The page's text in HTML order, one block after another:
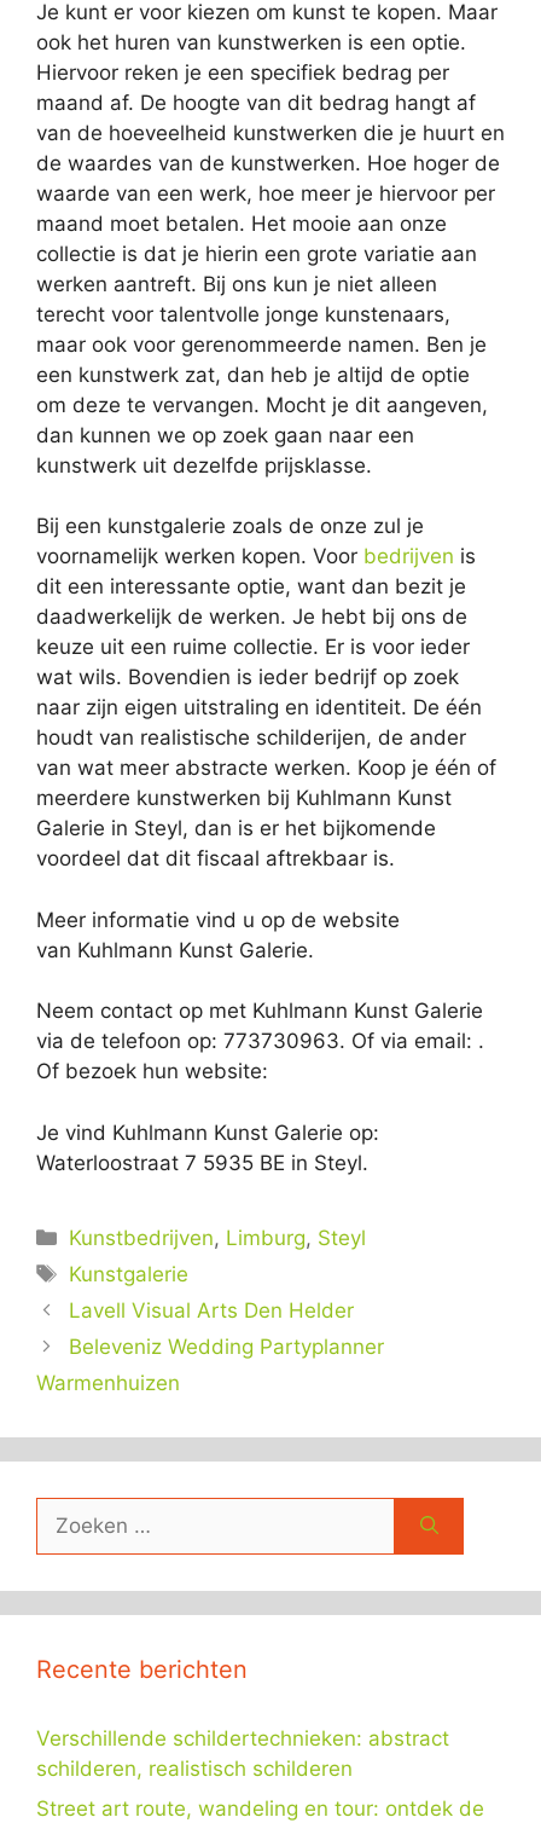
Je kunt er voor kiezen om kunst te kopen. Maar
ook het huren van kunstwerken is een optie.
Hiervoor reken je een specifiek bedrag per
maand af. De hoogte van dit bedrag hangt af
van de hoeveelheid kunstwerken die je huurt en
de waardes van de kunstwerken. Hoe hoger de
waarde van een werk, hoe meer je hiervoor per
maand moet betalen. Het mooie aan onze
collectie is dat je hierin een grote variatie aan
werken aantreft. Bij ons kun je niet alleen
terecht voor talentvolle jonge kunstenaars,
maar ook voor gerenommeerde namen. Ben je
een kunstwerk zat, dan heb je altijd de optie
om deze te vervangen. Mocht je dit aangeven,
dan kunnen we op zoek gaan naar een
kunstwerk uit dezelfde prijsklasse.
Bij een kunstgalerie zoals de onze zul je
voornamelijk werken kopen. Voor bedrijven is
dit een interessante optie, want dan bezit je
daadwerkelijk de werken. Je hebt bij ons de
keuze uit een ruime collectie. Er is voor ieder
wat wils. Bovendien is ieder bedrijf op zoek
naar zijn eigen uitstraling en identiteit. De één
houdt van realistische schilderijen, de ander
van wat meer abstracte werken. Koop je één of
meerdere kunstwerken bij Kuhlmann Kunst
Galerie in Steyl, dan is er het bijkomende
voordeel dat dit fiscaal aftrekbaar is.
Meer informatie vind u op de website
van Kuhlmann Kunst Galerie.
Neem contact op met Kuhlmann Kunst Galerie
via de telefoon op: 773730963. Of via email: .
Of bezoek hun website:
Je vind Kuhlmann Kunst Galerie op:
Waterloostraat 7 5935 BE in Steyl.
Categorieën
Kunstbedrijven, Limburg, Steyl
Tags
Kunstgalerie
Lavell Visual Arts Den Helder
Beleveniz Wedding Partyplanner
Warmenhuizen
naar:
Recente berichten
Verschillende schildertechnieken: abstract
schilderen, realistisch schilderen
Street art route, wandeling en tour: ontdek de